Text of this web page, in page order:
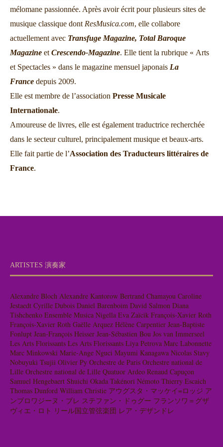
mélomane passionnée. Après avoir écrit pour plusieurs sites de
musique classique dont ResMusica.com, elle collabore
actuellement avec Transfuge Magazine, Total Baroque
Magazine et Crescendo-Magazine. Elle tient la rubrique « Arts
et Spectacles » dans le magazine mensuel japonais La
France depuis 2009.
Elle est membre de l’association Presse Musicale
Internationale.
Amoureuse de livres, elle est également traductrice recherchée
dans le secteur culturel, principalement musique et beaux-arts.
Elle fait partie de l’Association des Traducteurs littéraires de
France.
ARTISTES 演奏家
Alexandre Bloch Alexandre Kantorow Bertrand Chamayou Caroline
Jestaedt Cyrille Dubois Daniel Barenboim David Salmon Diana
Tishchenko Ensemble Musica Nigella Eva Zaïcik François-Xavier Roth
François-Xavier Roth Gaëlle Arquez Hélène Carpentier Jean-Baptiste
Fonlupt Jean-François Heisser Jean-Sébastien Bou Jos van Immerseel
Les Arts Florissants Les Arts Florissants Liya Petrova Marc Labonnette
Marc Minkowski Marie-Ange Nguci Mayumi Kanagawa Nicolas Stavy
Nobuyuki Tsujii Olivier Py Orchestre de Paris Orchestre national de
Lille Orchestre national de Lille Quatuor Ardeo Renaud Capuçon
Samuel Hengebaert Shuichi Okada Takénori Némoto Thierry Escaich
Thomas Dunford William Christie アウグスタ・マッケイ=ロッジ ア
ンブロワジーヌ・ブレ ステファン・ドゥグー フランソワ＝グザ
ヴィエ・ロト リール国立管弦楽団 レア・デザンドレ